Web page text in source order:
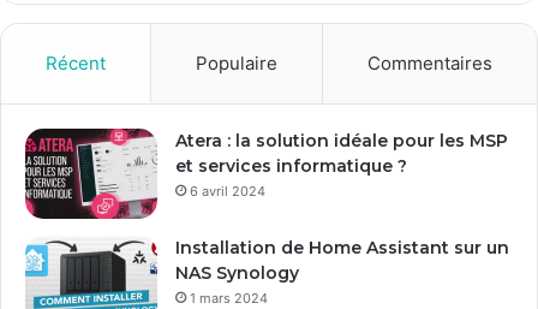
Récent Populaire Commentaires
Atera : la solution idéale pour les MSP
et services informatique ?
6 avril 2024
Installation de Home Assistant sur un
NAS Synology
1 mars 2024